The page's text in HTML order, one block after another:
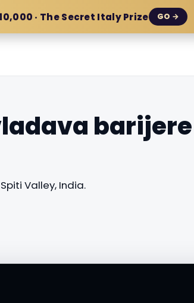
· The Secret Italy Prize GO →
barijere
Valley, India.